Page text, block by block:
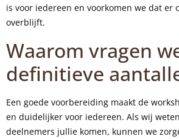
is voor iedereen en voorkomen we dat er
overblijft.
Waarom vragen
definitieve
Een goede voorbereiding maakt de
en duidelijker voor iedereen. Als wij
deelnemers jullie komen, kunnen we